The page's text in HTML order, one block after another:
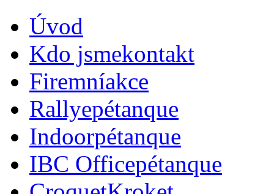
Úvod
Kdo jsmekontakt
Firemníakce
Rallyepétanque
Indoorpétanque
IBC Officepétanque